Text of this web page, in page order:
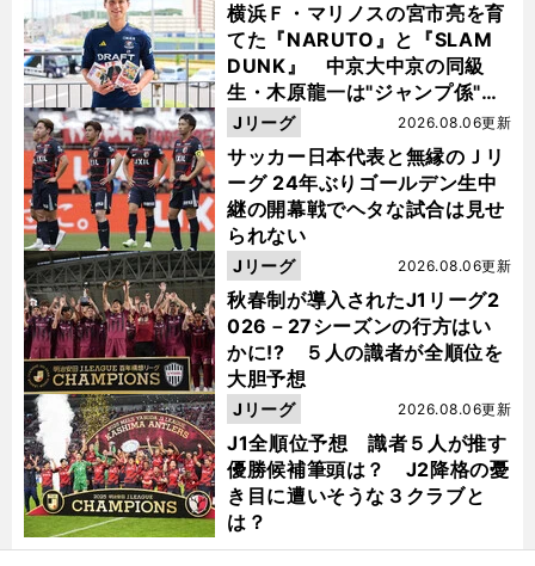
横浜Ｆ・マリノスの宮市亮を育
てた『NARUTO』と『SLAM
DUNK』 中京大中京の同級
生・木原龍一は"ジャンプ係"だ
った
サッカー日本代表と無縁のＪリ
ーグ 24年ぶりゴールデン生中
継の開幕戦でヘタな試合は見せ
られない
2026.08.06更新
Jリーグ
秋春制が導入されたJ1リーグ2
026－27シーズンの行方はい
かに!? ５人の識者が全順位を
大胆予想
2026.08.06更新
Jリーグ
J1全順位予想 識者５人が推す
優勝候補筆頭は？ J2降格の憂
き目に遭いそうな３クラブと
は？
2026.08.06更新
Jリーグ